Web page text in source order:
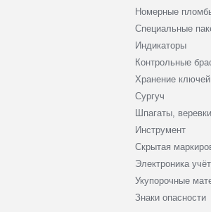
Номерные
Специальные
Индикаторы
Контрольные
Хранение ключей
Сургуч
Шпагаты,
Инструмент
Скрытая
Электроника
Укупорочные
Знаки опасности